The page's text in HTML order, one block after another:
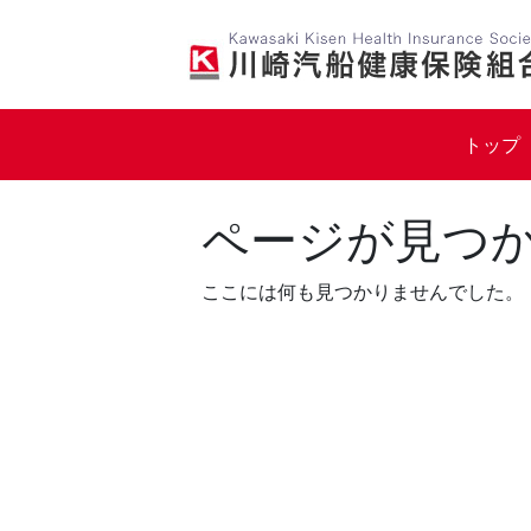
トップ
ページが見つ
ここには何も見つかりませんでした。